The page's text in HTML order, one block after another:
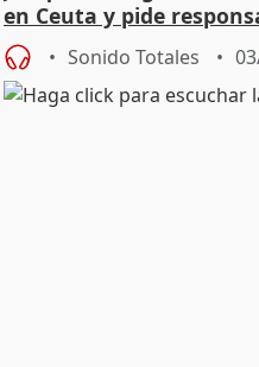
en Ceuta y pide
Sonido Totales